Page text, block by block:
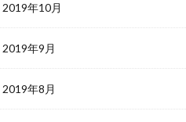
2019年10月
2019年9月
2019年8月